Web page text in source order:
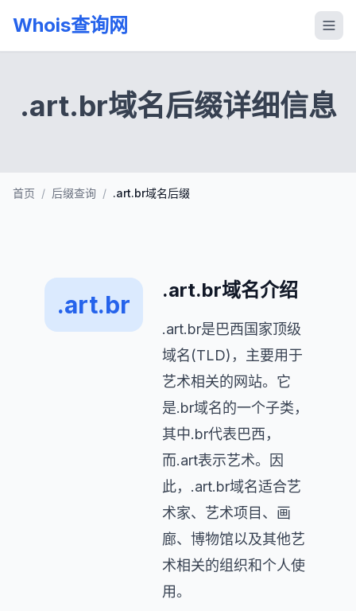
Whois查询网
.art.br域名后缀详细信息
首页 / 后缀查询 / .art.br域名后缀
.art.br
.art.br域名介绍
.art.br是巴西国家顶级
域名(TLD)，主要用于
艺术相关的网站。它
是.br域名的一个子类，
其中.br代表巴西，
而.art表示艺术。因
此，.art.br域名适合艺
术家、艺术项目、画
廊、博物馆以及其他艺
术相关的组织和个人使
用。